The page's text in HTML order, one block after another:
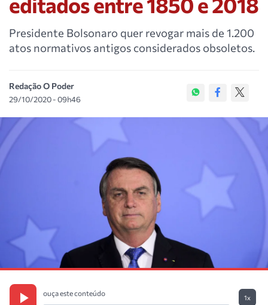
Presidente Bolsonaro quer revogar mais de 1.200
atos normativos antigos considerados obsoletos.
Redação O Poder
29/10/2020 - 09h46
ouça este conteúdo
1x